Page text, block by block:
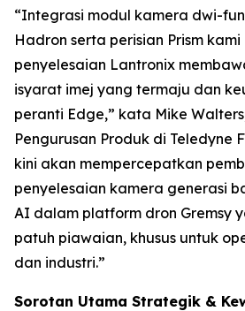
“Integrasi modul kamera dwi-
Hadron serta perisian Prism
penyelesaian Lantronix
isyarat imej yang termaju dan
peranti Edge,” kata Mike
Pengurusan Produk di Teledyne
kini akan mempercepatkan
penyelesaian kamera generasi
AI dalam platform dron Gremsy
patuh piawaian, khusus untuk
dan industri.”
Sorotan Utama Strategik &